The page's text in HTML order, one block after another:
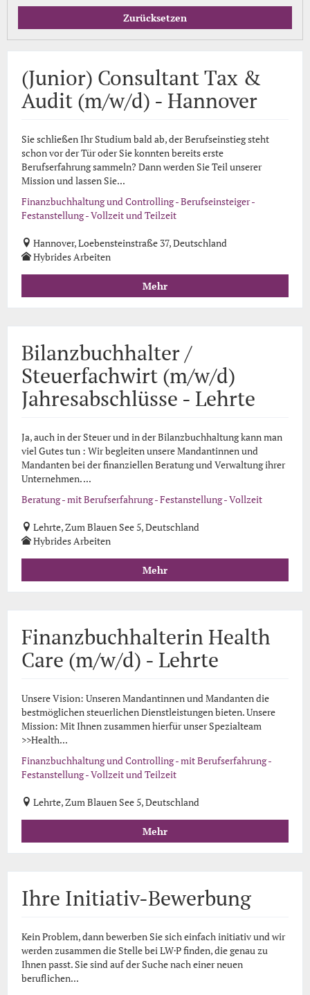
Zurücksetzen
(Junior) Consultant Tax &
Audit (m/w/d) - Hannover
Sie schließen Ihr Studium bald ab, der Berufseinstieg steht
schon vor der Tür oder Sie konnten bereits erste
Berufserfahrung sammeln? Dann werden Sie Teil unserer
Mission und lassen Sie...
Finanzbuchhaltung und Controlling - Berufseinsteiger -
Festanstellung - Vollzeit und Teilzeit
Hannover, Loebensteinstraße 37, Deutschland
Hybrides Arbeiten
Mehr
Bilanzbuchhalter /
Steuerfachwirt (m/w/d)
Jahresabschlüsse - Lehrte
Ja, auch in der Steuer und in der Bilanzbuchhaltung kann man
viel Gutes tun : Wir begleiten unsere Mandantinnen und
Mandanten bei der finanziellen Beratung und Verwaltung ihrer
Unternehmen. ...
Beratung - mit Berufserfahrung - Festanstellung - Vollzeit
Lehrte, Zum Blauen See 5, Deutschland
Hybrides Arbeiten
Mehr
Finanzbuchhalterin Health
Care (m/w/d) - Lehrte
Unsere Vision: Unseren Mandantinnen und Mandanten die
bestmöglichen steuerlichen Dienstleistungen bieten. Unsere
Mission: Mit Ihnen zusammen hierfür unser Spezialteam
>>Health...
Finanzbuchhaltung und Controlling - mit Berufserfahrung -
Festanstellung - Vollzeit und Teilzeit
Lehrte, Zum Blauen See 5, Deutschland
Mehr
Ihre Initiativ-Bewerbung
Kein Problem, dann bewerben Sie sich einfach initiativ und wir
werden zusammen die Stelle bei LW·P finden, die genau zu
Ihnen passt. Sie sind auf der Suche nach einer neuen
beruflichen...